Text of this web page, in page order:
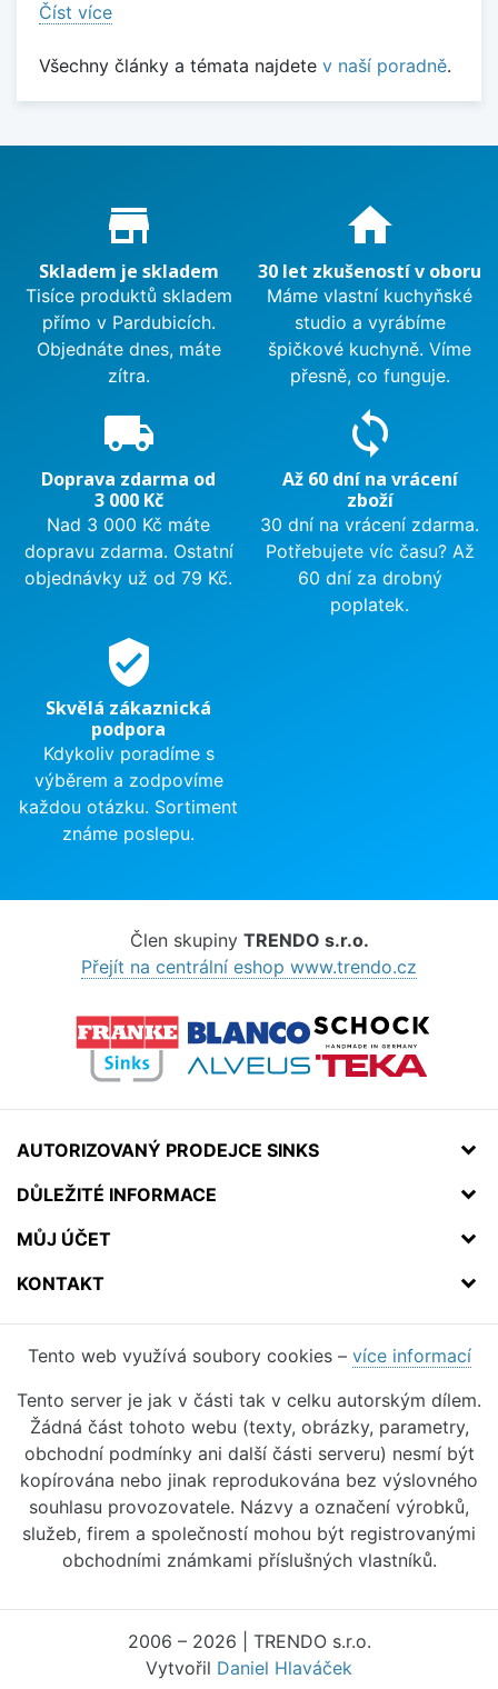
Číst více
Všechny články a témata najdete v naší poradně.
Proč nakupovat u nás?
store_mall_directory
Skladem je skladem
Tisíce produktů skladem
přímo v Pardubicích.
Objednáte dnes, máte
zítra.
home
30 let zkušeností v oboru
Máme vlastní kuchyňské
studio a vyrábíme
špičkové kuchyně. Víme
přesně, co funguje.
local_shipping
Doprava zdarma od
3 000 Kč
Nad 3 000 Kč máte
dopravu zdarma. Ostatní
objednávky už od 79 Kč.
sync
Až 60 dní na vrácení
zboží
30 dní na vrácení zdarma.
Potřebujete víc času? Až
60 dní za drobný
poplatek.
verified_user
Skvělá zákaznická
podpora
Kdykoliv poradíme s
výběrem a zodpovíme
každou otázku. Sortiment
známe poslepu.
Člen skupiny TRENDO s.r.o.
Přejít na centrální eshop www.trendo.cz
AUTORIZOVANÝ PRODEJCE SINKS
DŮLEŽITÉ INFORMACE
MŮJ ÚČET
KONTAKT
Tento web využívá soubory cookies – více informací
Tento server je jak v části tak v celku autorským dílem.
Žádná část tohoto webu (texty, obrázky, parametry,
obchodní podmínky ani další části serveru) nesmí být
kopírována nebo jinak reprodukována bez výslovného
souhlasu provozovatele. Názvy a označení výrobků,
služeb, firem a společností mohou být registrovanými
obchodními známkami příslušných vlastníků.
2006 – 2026 | TRENDO s.r.o.
Vytvořil Daniel Hlaváček